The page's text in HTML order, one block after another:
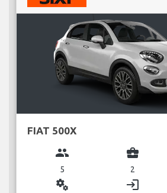
FIAT 500X
group
5
business_center
2
miscellaneous_services login